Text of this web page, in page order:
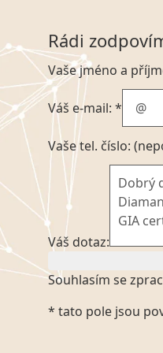
Rádi
Vaše jméno a
Váš e-mail: *
Vaše tel. číslo:
Váš dotaz:
Souhlasím se
Kliknutím na výše
platném znění
* tato pole jsou